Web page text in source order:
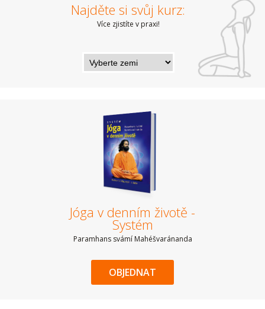
Najděte si svůj kurz:
Více zjistíte v praxi!
Jóga v denním životě -
Systém
Paramhans svámí Mahéšvaránanda
OBJEDNAT